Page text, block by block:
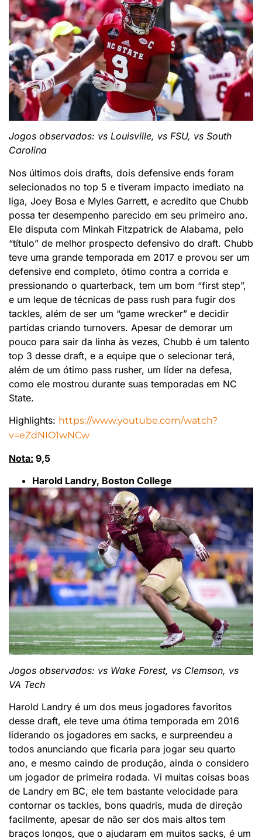
Jogos observados: vs Louisville, vs FSU, vs South
Carolina
Nos últimos dois drafts, dois defensive ends foram
selecionados no top 5 e tiveram impacto imediato na
liga, Joey Bosa e Myles Garrett, e acredito que Chubb
possa ter desempenho parecido em seu primeiro ano.
Ele disputa com Minkah Fitzpatrick de Alabama, pelo
“título” de melhor prospecto defensivo do draft. Chubb
teve uma grande temporada em 2017 e provou ser um
defensive end completo, ótimo contra a corrida e
pressionando o quarterback, tem um bom “first step”,
e um leque de técnicas de pass rush para fugir dos
tackles, além de ser um “game wrecker” e decidir
partidas criando turnovers. Apesar de demorar um
pouco para sair da linha às vezes, Chubb é um talento
top 3 desse draft, e a equipe que o selecionar terá,
além de um ótimo pass rusher, um líder na defesa,
como ele mostrou durante suas temporadas em NC
State.
Highlights: https://www.youtube.com/watch?
v=eZdNIO1wNCw
Nota: 9,5
Harold Landry, Boston College
Jogos observados: vs Wake Forest, vs Clemson, vs
VA Tech
Harold Landry é um dos meus jogadores favoritos
desse draft, ele teve uma ótima temporada em 2016
liderando os jogadores em sacks, e surpreendeu a
todos anunciando que ficaria para jogar seu quarto
ano, e mesmo caindo de produção, ainda o considero
um jogador de primeira rodada. Vi muitas coisas boas
de Landry em BC, ele tem bastante velocidade para
contornar os tackles, bons quadris, muda de direção
facilmente, apesar de não ser dos mais altos tem
braços longos, que o ajudaram em muitos sacks, é um